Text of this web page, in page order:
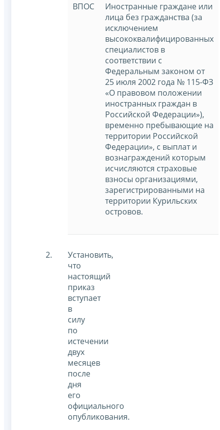
ВПОС
Иностранные граждане или
лица без гражданства (за
исключением
высококвалифицированных
специалистов в
соответствии с
Федеральным законом от
25 июля 2002 года № 115-ФЗ
«О правовом положении
иностранных граждан в
Российской Федерации»),
временно пребывающие на
территории Российской
Федерации», с выплат и
вознаграждений которым
исчисляются страховые
взносы организациями,
зарегистрированными на
территории Курильских
островов.
Установить,
что
настоящий
приказ
вступает
в
силу
по
истечении
двух
месяцев
после
дня
его
официального
опубликования.